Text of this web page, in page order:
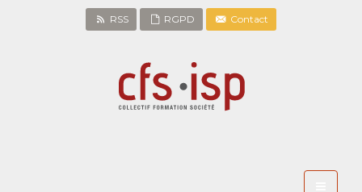
RSS RGPD Contact